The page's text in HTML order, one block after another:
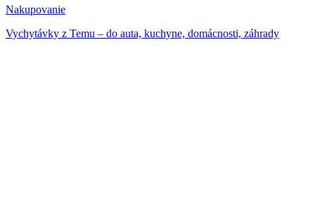
Nakupovanie
Vychytávky z Temu – do auta, kuchyne, domácnosti, záhrady